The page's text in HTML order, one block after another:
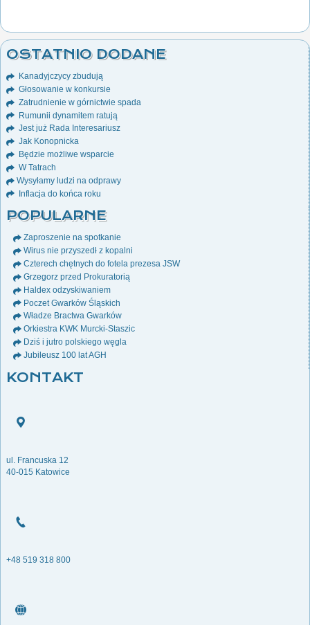
OSTATNIO DODANE
Kanadyjczycy zbudują
Głosowanie w konkursie
Zatrudnienie w górnictwie spada
Rumunii dynamitem ratują
Jest już Rada Interesariusz
Jak Konopnicka
Będzie możliwe wsparcie
W Tatrach
Wysyłamy ludzi na odprawy
Inflacja do końca roku
POPULARNE
Zaproszenie na spotkanie
Wirus nie przyszedł z kopalni
Czterech chętnych do fotela prezesa JSW
Grzegorz przed Prokuratorią
Haldex odzyskiwaniem
Poczet Gwarków Śląskich
Władze Bractwa Gwarków
Orkiestra KWK Murcki-Staszic
Dziś i jutro polskiego węgla
Jubileusz 100 lat AGH
KONTAKT
ul. Francuska 12
40-015 Katowice
+48 519 318 800